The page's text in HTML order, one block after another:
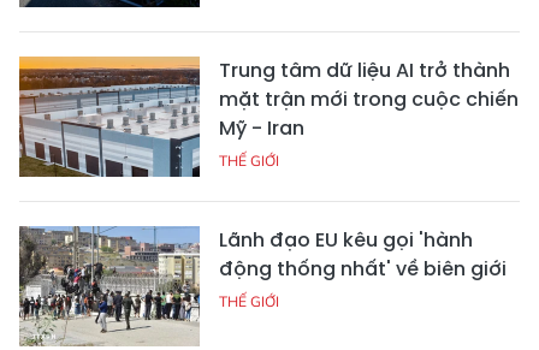
Trung tâm dữ liệu AI trở thành
mặt trận mới trong cuộc chiến
Mỹ - Iran
THẾ GIỚI
Lãnh đạo EU kêu gọi 'hành
động thống nhất' về biên giới
THẾ GIỚI